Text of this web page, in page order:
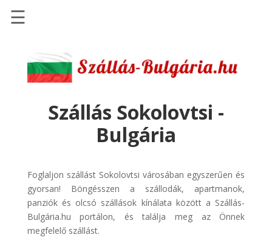
Szállások
Repülőjegy
pénzvisszatérítéssel
Discover
Cars
Transzfer
☰
Szállás Sokolovtsi -
Bulgária
Foglaljon szállást Sokolovtsi városában egyszerűen és
gyorsan! Böngésszen a szállodák, apartmanok,
panziók és olcsó szállások kínálata között a Szállás-
Bulgária.hu portálon, és találja meg az Önnek
megfelelő szállást.